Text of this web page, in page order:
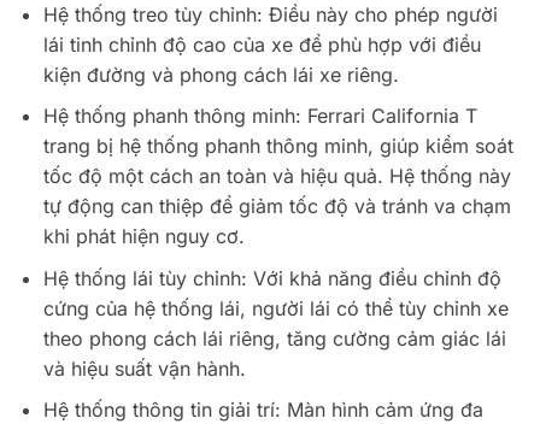
Hệ thống treo tùy chỉnh: Điều này cho phép người
lái tinh chỉnh độ cao của xe để phù hợp với điều
kiện đường và phong cách lái xe riêng.
Hệ thống phanh thông minh: Ferrari California T
trang bị hệ thống phanh thông minh, giúp kiểm soát
tốc độ một cách an toàn và hiệu quả. Hệ thống này
tự động can thiệp để giảm tốc độ và tránh va chạm
khi phát hiện nguy cơ.
Hệ thống lái tùy chỉnh: Với khả năng điều chỉnh độ
cứng của hệ thống lái, người lái có thể tùy chỉnh xe
theo phong cách lái riêng, tăng cường cảm giác lái
và hiệu suất vận hành.
Hệ thống thông tin giải trí: Màn hình cảm ứng đa